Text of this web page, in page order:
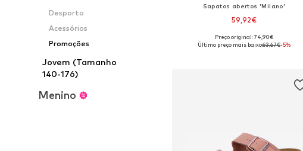
Desporto
Acessórios
Promoções
Jovem (Tamanho
140-176)
Menino
Sapatos abertos 'Milano'
59,92€
Tamanhos disponíveis: 28, 30, 31, 33, 34
Preço original: 74,90€
Último preço mais baixo:63,67€-5%